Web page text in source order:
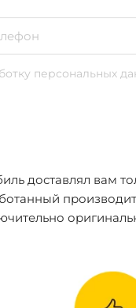
персональных
доставлял вам